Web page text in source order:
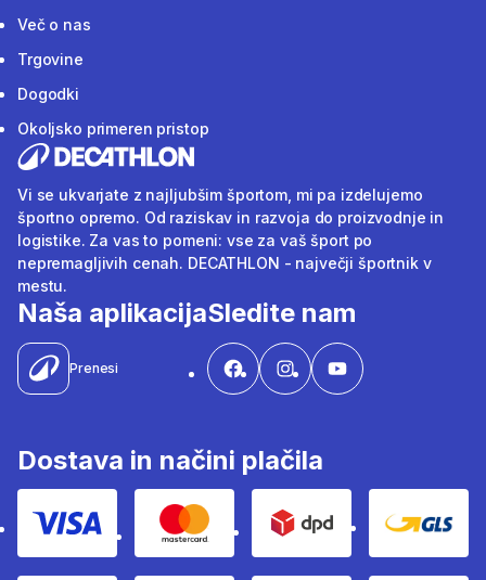
Več o nas
Trgovine
Dogodki
Okoljsko primeren pristop
Vi se ukvarjate z najljubšim športom, mi pa izdelujemo
športno opremo. Od raziskav in razvoja do proizvodnje in
logistike. Za vas to pomeni: vse za vaš šport po
nepremagljivih cenah. DECATHLON - največji športnik v
mestu.
Naša aplikacija
Prenesi
Sledite nam
Dostava in načini plačila
Visa Mastercard Dpd Gls